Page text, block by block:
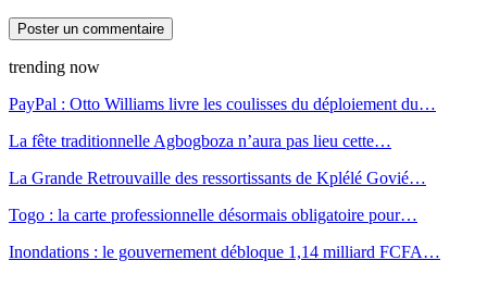
trending now
PayPal : Otto Williams livre les coulisses du déploiement du…
La fête traditionnelle Agbogboza n’aura pas lieu cette…
La Grande Retrouvaille des ressortissants de Kplélé Govié…
Togo : la carte professionnelle désormais obligatoire pour…
Inondations : le gouvernement débloque 1,14 milliard FCFA…